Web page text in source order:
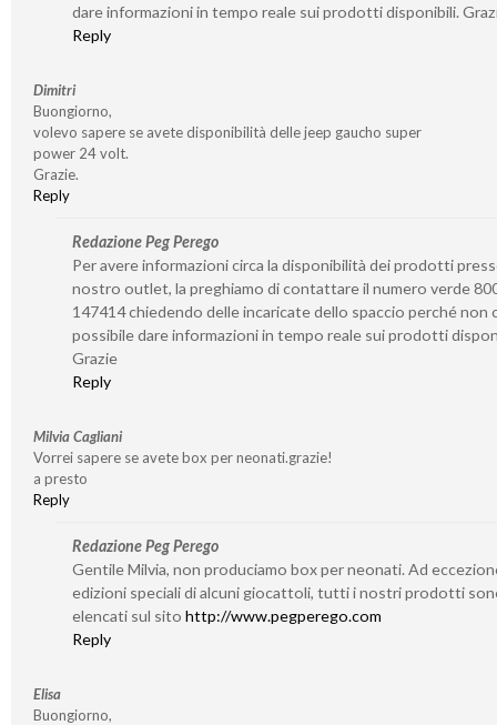
dare informazioni in tempo reale sui prodotti disponibili.
Reply
Dimitri
Buongiorno,
volevo sapere se avete disponibilità delle jeep gaucho super
power 24 volt.
Grazie.
Reply
Redazione Peg Perego
Per avere informazioni circa la disponibilità dei prodotti
nostro outlet, la preghiamo di contattare il numero verde
147414 chiedendo delle incaricate dello spaccio perché non
possibile dare informazioni in tempo reale sui prodotti
Grazie
Reply
Milvia Cagliani
Vorrei sapere se avete box per neonati.grazie!
a presto
Reply
Redazione Peg Perego
Gentile Milvia, non produciamo box per neonati. Ad
edizioni speciali di alcuni giocattoli, tutti i nostri prodotti
elencati sul sito http://www.pegperego.com
Reply
Elisa
Buongiorno,